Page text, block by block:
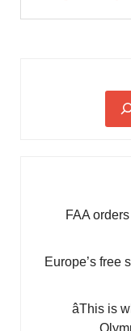
FAA
Europe’s free
âThis is